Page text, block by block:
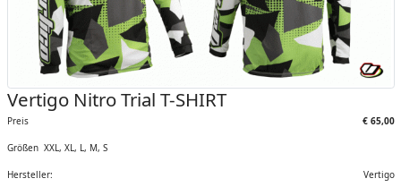
Vertigo Nitro Trial T-SHIRT
Preis € 65,00
Größen XXL, XL, L, M, S
Hersteller: Vertigo